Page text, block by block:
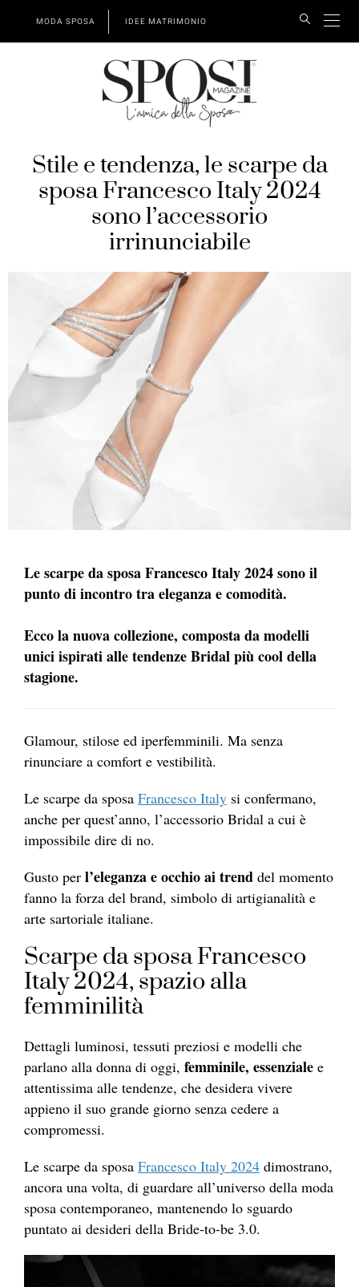
MODA SPOSA IDEE MATRIMONIO
Stile e tendenza, le scarpe da
sposa Francesco Italy 2024
sono l’accessorio
irrinunciabile
Le scarpe da sposa Francesco Italy 2024 sono il
punto di incontro tra eleganza e comodità.
Ecco la nuova collezione, composta da modelli
unici ispirati alle tendenze Bridal più cool della
stagione.
Glamour, stilose ed iperfemminili. Ma senza
rinunciare a comfort e vestibilità.
Le scarpe da sposa Francesco Italy si confermano,
anche per quest’anno, l’accessorio Bridal a cui è
impossibile dire di no.
Gusto per l’eleganza e occhio ai trend del momento
fanno la forza del brand, simbolo di artigianalità e
arte sartoriale italiane.
Scarpe da sposa Francesco
Italy 2024, spazio alla
femminilità
Dettagli luminosi, tessuti preziosi e modelli che
parlano alla donna di oggi, femminile, essenziale e
attentissima alle tendenze, che desidera vivere
appieno il suo grande giorno senza cedere a
compromessi.
Le scarpe da sposa Francesco Italy 2024 dimostrano,
ancora una volta, di guardare all’universo della moda
sposa contemporaneo, mantenendo lo sguardo
puntato ai desideri della Bride-to-be 3.0.